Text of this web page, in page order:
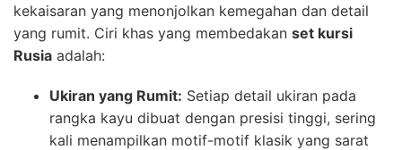
kekaisaran yang menonjolkan kemegahan dan detail
yang rumit. Ciri khas yang membedakan set kursi
Rusia adalah:
Ukiran yang Rumit: Setiap detail ukiran pada
rangka kayu dibuat dengan presisi tinggi, sering
kali menampilkan motif-motif klasik yang sarat